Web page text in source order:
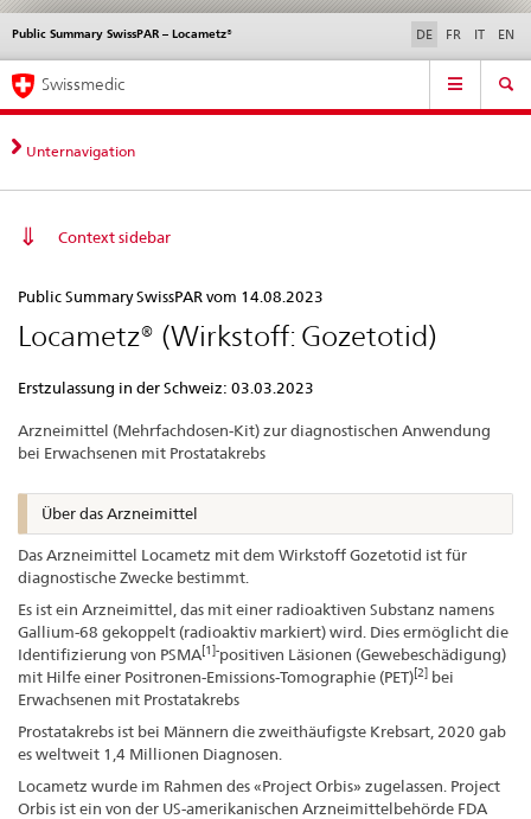
Direktnavigation
News,
Rechtsgrundlagen,
Kontakt
News & Updates Kontakt | Support & Hilfe
Public Summary SwissPAR – Locametz®
Sprachwahl DE FR IT EN
Service
Hauptnavigation
Swissmedic
Unternavigation
Context sidebar
Summary
SwissPAR
–
Public Summary SwissPAR vom 14.08.2023
Locametz® (Wirkstoff: Gozetotid)
Erstzulassung in der Schweiz: 03.03.2023
Arzneimittel (Mehrfachdosen-Kit) zur diagnostischen Anwendung
bei Erwachsenen mit Prostatakrebs
Über das Arzneimittel
Das Arzneimittel Locametz mit dem Wirkstoff Gozetotid ist für
diagnostische Zwecke bestimmt.
Es ist ein Arzneimittel, das mit einer radioaktiven Substanz namens
Gallium-68 gekoppelt (radioaktiv markiert) wird. Dies ermöglicht die
Identifizierung von PSMA[1]-positiven Läsionen (Gewebeschädigung)
mit Hilfe einer Positronen-Emissions-Tomographie (PET)[2] bei
Erwachsenen mit Prostatakrebs
Prostatakrebs ist bei Männern die zweithäufigste Krebsart, 2020 gab
es weltweit 1,4 Millionen Diagnosen.
Locametz wurde im Rahmen des «Project Orbis» zugelassen. Project
Orbis ist ein von der US-amerikanischen Arzneimittelbehörde FDA